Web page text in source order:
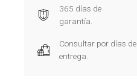
365 días de
garantía.
Consultar por días de
entrega.